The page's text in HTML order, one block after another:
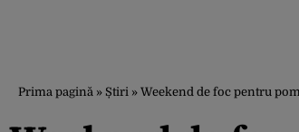
Prima pagină » Știri » Weekend de foc pentru